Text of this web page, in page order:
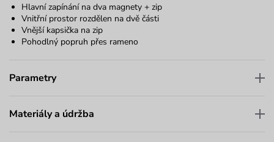
Hlavní zapínání na dva magnety + zip
Vnitřní prostor rozdělen na dvě části
Vnější kapsička na zip
Pohodlný popruh přes rameno
Parametry
Materiály a údržba